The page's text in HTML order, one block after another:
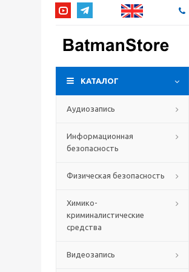
КАТАЛОГ
Аудиозапись
Информационная
безопасность
Физическая безопасность
Химико-
криминалистические
средства
Видеозапись